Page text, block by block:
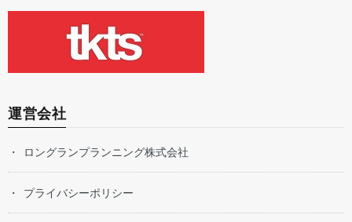
運営会社
ロングランプランニング株式会社
プライバシーポリシー